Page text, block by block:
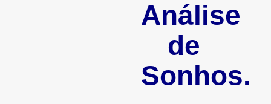
Análise
de
Sonhos.